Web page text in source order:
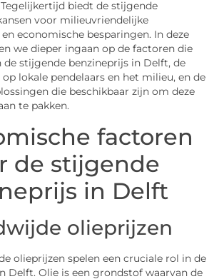
biedt de stijgende
voor milieuvriendelijke
economische besparingen. In deze
we dieper ingaan op de factoren die
de stijgende benzineprijs in Delft, de
lokale pendelaars en het milieu, en de
die beschikbaar zijn om deze
te pakken.
factoren
de stijgende
in Delft
olieprijzen
olieprijzen spelen een cruciale rol in de
Delft. Olie is een grondstof waarvan de